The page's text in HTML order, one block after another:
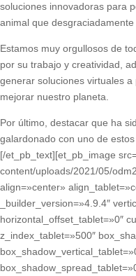
soluciones innovadoras para
animal que
Estamos muy orgullosos de
por su trabajo y creatividad,
generar soluciones virtuales
mejorar nuestro planeta.
Por último, destacar que ha
galardonado con uno de
[/et_pb_text][et_pb_image
content/uploads/2021/05/
align=»center»
_builder_version=»4.9.4″
horizontal_offset_tablet=»0″
z_index_tablet=»500″